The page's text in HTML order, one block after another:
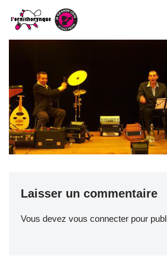
Aller
Laisser un commentaire
Vous devez vous connecter pour